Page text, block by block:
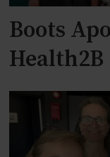
Boots
Health2B